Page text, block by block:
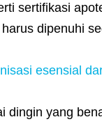
sertifikasi
dipenuhi
esensial
dingin yang